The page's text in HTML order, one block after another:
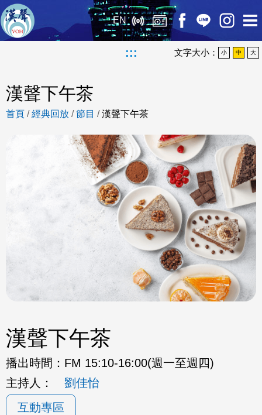
EN
::: 文字大小： 小 中 大
漢聲下午茶
首頁 /經典回放 /節目 /漢聲下午茶
漢聲下午茶
播出時間： FM 15:10-16:00(週一至週四)
主持人：
劉佳怡
互動專區